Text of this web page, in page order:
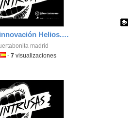
Proyecto de innovación Helios. Concierto de Las Intrusas.
madrid
-7 visualizaciones